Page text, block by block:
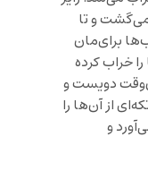
و تا
برای‌مان
خراب کرده
دویست و
از آن‌ها را
و